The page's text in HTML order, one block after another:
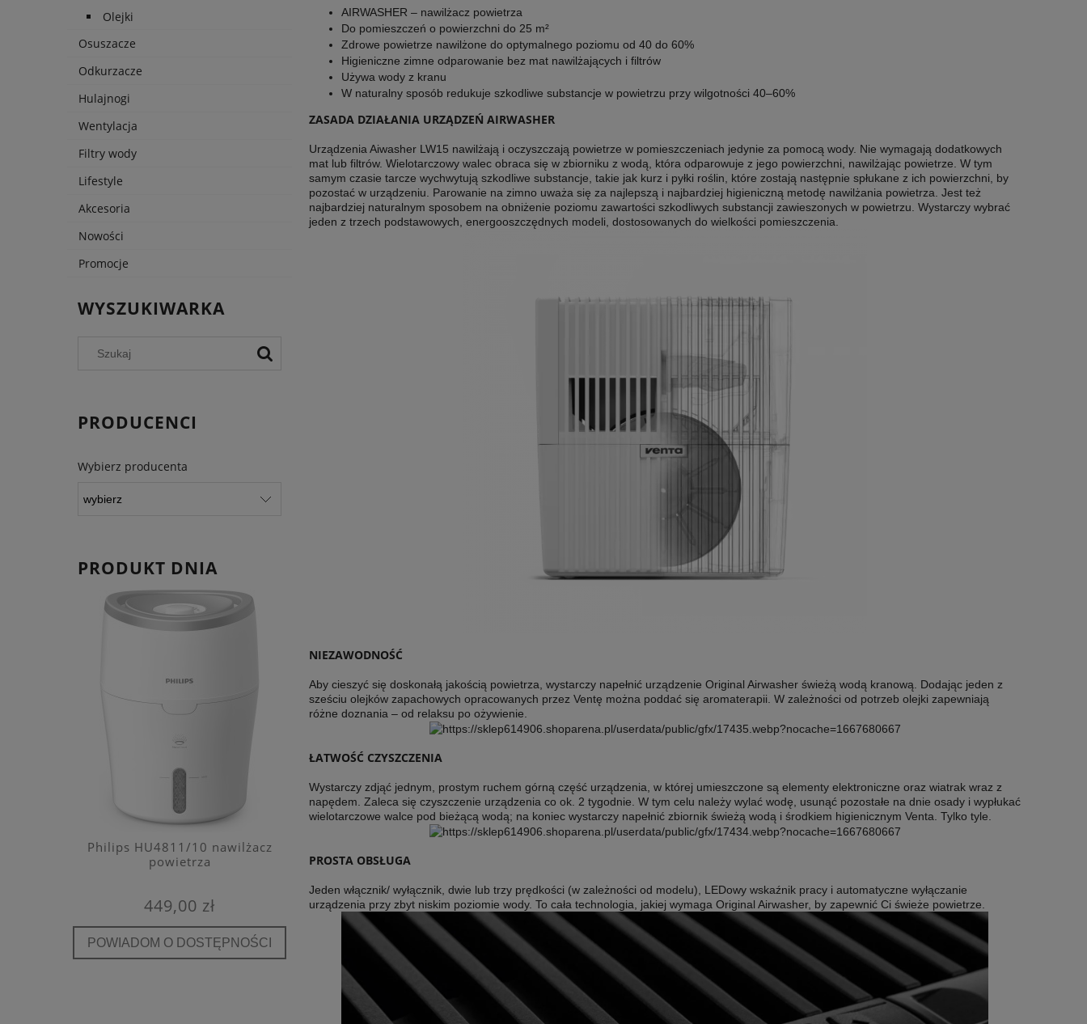
Olejki
Osuszacze
Odkurzacze
Hulajnogi
Wentylacja
Filtry wody
Lifestyle
Akcesoria
Nowości
Promocje
WYSZUKIWARKA
PRODUCENCI
Wybierz producenta
PRODUKT DNIA
Philips HU4811/10 nawilżacz
powietrza
449,00 zł
POWIADOM O DOSTĘPNOŚCI
detektor cząstek PM2.5 i TVOC
499,00 zł
POWIADOM O DOSTĘPNOŚCI
725,00 zł
DO KOSZYKA
1 699,00 zł
DO KOSZYKA
AIRWASHER – nawilżacz powietrza
Do pomieszczeń o powierzchni do 25 m²
Zdrowe powietrze nawilżone do optymalnego poziomu od 40 do 60%
Higieniczne zimne odparowanie bez mat nawilżających i filtrów
Używa wody z kranu
W naturalny sposób redukuje szkodliwe substancje w powietrzu przy wilgotności 40–60%
ZASADA DZIAŁANIA URZĄDZEŃ AIRWASHER
Urządzenia Aiwasher LW15 nawilżają i oczyszczają powietrze w pomieszczeniach jedynie za pomocą wody. Nie wymagają dodatkowych
mat lub filtrów. Wielotarczowy walec obraca się w zbiorniku z wodą, która odparowuje z jego powierzchni, nawilżając powietrze. W tym
samym czasie tarcze wychwytują szkodliwe substancje, takie jak kurz i pyłki roślin, które zostają następnie spłukane z ich powierzchni, by
pozostać w urządzeniu. Parowanie na zimno uważa się za najlepszą i najbardziej higieniczną metodę nawilżania powietrza. Jest też
najbardziej naturalnym sposobem na obniżenie poziomu zawartości szkodliwych substancji zawieszonych w powietrzu. Wystarczy wybrać
jeden z trzech podstawowych, energooszczędnych modeli, dostosowanych do wielkości pomieszczenia.
NIEZAWODNOŚĆ
Aby cieszyć się doskonałą jakością powietrza, wystarczy napełnić urządzenie Original Airwasher świeżą wodą kranową. Dodając jeden z
sześciu olejków zapachowych opracowanych przez Ventę można poddać się aromaterapii. W zależności od potrzeb olejki zapewniają
różne doznania – od relaksu po ożywienie.
ŁATWOŚĆ CZYSZCZENIA
Wystarczy zdjąć jednym, prostym ruchem górną część urządzenia, w której umieszczone są elementy elektroniczne oraz wiatrak wraz z
napędem. Zaleca się czyszczenie urządzenia co ok. 2 tygodnie. W tym celu należy wylać wodę, usunąć pozostałe na dnie osady i wypłukać
wielotarczowe walce pod bieżącą wodą; na koniec wystarczy napełnić zbiornik świeżą wodą i środkiem higienicznym Venta. Tylko tyle.
PROSTA OBSŁUGA
Jeden włącznik/ wyłącznik, dwie lub trzy prędkości (w zależności od modelu), LEDowy wskaźnik pracy i automatyczne wyłączanie
urządzenia przy zbyt niskim poziomie wody. To cała technologia, jakiej wymaga Original Airwasher, by zapewnić Ci świeże powietrze.